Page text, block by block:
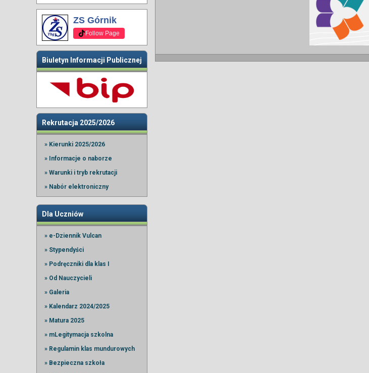
ZS Górnik
Follow Page
Biuletyn Informacji Publicznej
Rekrutacja 2025/2026
» Kierunki 2025/2026
» Informacje o naborze
» Warunki i tryb rekrutacji
» Nabór elektroniczny
Dla Uczniów
» e-Dziennik Vulcan
» Stypendyści
» Podręczniki dla klas I
» Od Nauczycieli
» Galeria
» Kalendarz 2024/2025
» Matura 2025
» mLegitymacja szkolna
» Regulamin klas mundurowych
» Bezpieczna szkoła